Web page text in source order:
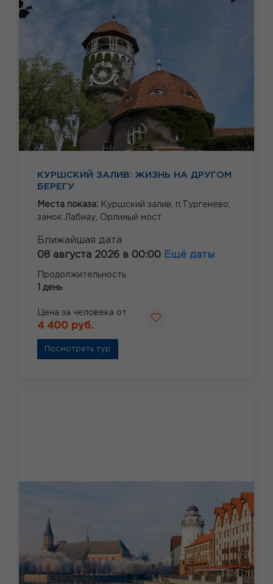
КУРШСКИЙ ЗАЛИВ: ЖИЗНЬ НА ДРУГОМ
БЕРЕГУ
Места показа: Куршский залив, п.Тургенево,
замок Лабиау, Орлиный мост
Ближайшая дата
08 августа 2026 в 00:00 Ещё даты
Продолжительность
1 день
Цена за человека от
4 400 руб.
Посмотреть тур